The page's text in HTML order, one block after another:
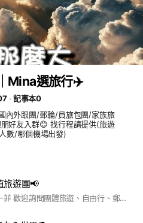
Mina選旅行✈️
記事本0
內外跟團/郵輪/員旅包團/家族旅
好友入群😊 找行程請提供(旅遊
數/哪個機場出發)
旅遊團📢
Hello，我是山富旅遊一菲 歡迎詢問團體旅遊、自由行、郵輪；以及企業合作、員旅、獎勵旅遊等行程，網路下單請輸入業務編號7319🫠